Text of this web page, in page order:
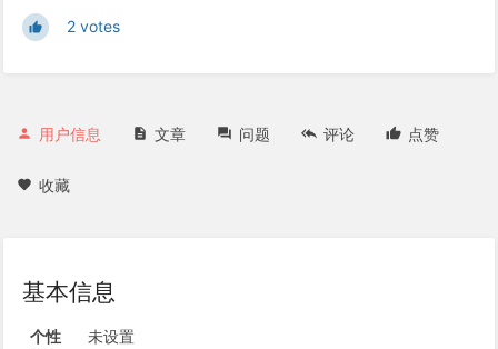
2 votes
用户信息 文章 问题 评论 点赞
收藏
基本信息
个性
未设置